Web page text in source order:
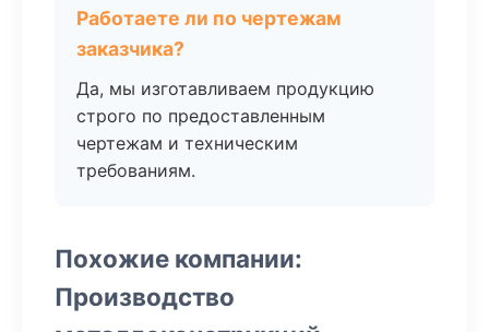
Работаете ли по чертежам
заказчика?
Да, мы изготавливаем продукцию
строго по предоставленным
чертежам и техническим
требованиям.
Похожие компании:
Производство